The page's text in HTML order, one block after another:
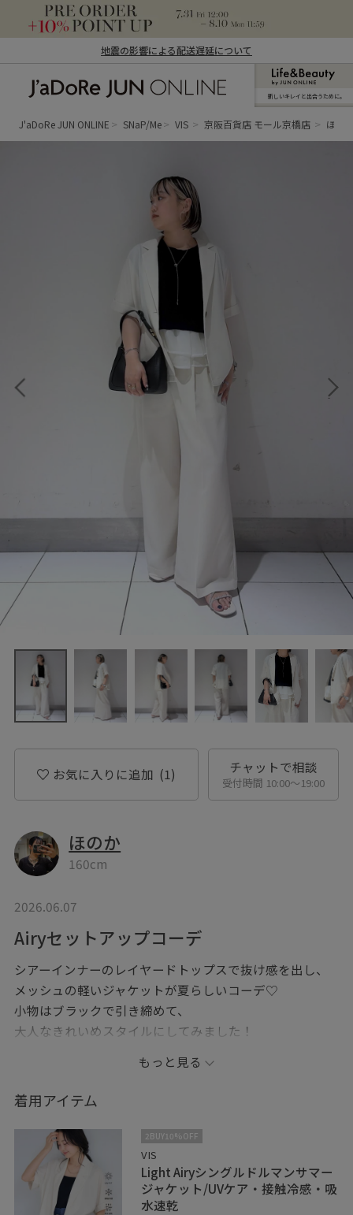
地震の影響による配送遅延について
ン オンライン）
新しいキレイと出合うために。
J'aDoRe JUN ONLINE SNaP/Me VIS 京阪百貨店 モール京橋店 ほの
お気に入りに追加 (1) チャットで相談
受付時間 10:00〜19:00
ほのか
160cm
2026.06.07
Airyセットアップコーデ
シアーインナーのレイヤードトップスで抜け感を出し、
メッシュの軽いジャケットが夏らしいコーデ♡
小物はブラックで引き締めて、
大人なきれいめスタイルにしてみました！
▷LINEで在庫のお問い合わせや商品、コーディネートの
ご相談など是非お気軽にお問い合わせくださいませ。
LINEで京阪百貨店VISスタッフにご相談は【友だち追加】
をタップ！！
もっと見る
着用アイテム
2BUY10%OFF
VIS
Light Airyシングルドルマンサマー
ジャケット/UVケア・接触冷感・吸
水速乾